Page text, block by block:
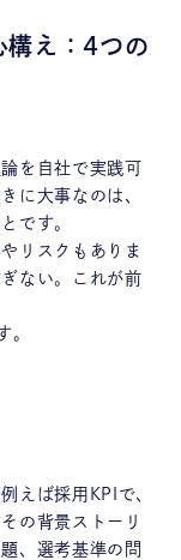
構え：4つの
を自社で実践可
に大事なのは、
です。
リスクもありま
ない。これが前
。
えば採用KPIで、
の背景ストーリ
、選考基準の問